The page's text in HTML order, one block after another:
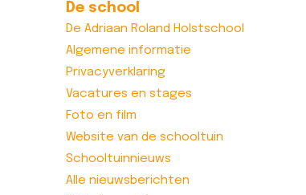
De school
De Adriaan Roland Holstschool
Algemene informatie
Privacyverklaring
Vacatures en stages
Foto en film
Website van de schooltuin
Schooltuinnieuws
Alle nieuwsberichten